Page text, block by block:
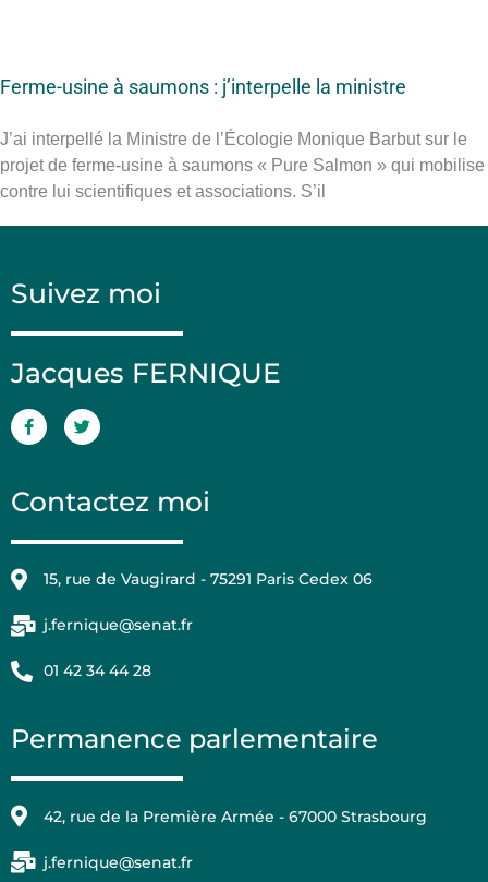
Ferme-usine à saumons : j’interpelle la ministre
J’ai interpellé la Ministre de l’Écologie Monique Barbut sur le
projet de ferme-usine à saumons « Pure Salmon » qui mobilise
contre lui scientifiques et associations. S’il
Suivez moi
Jacques FERNIQUE
Contactez moi
15, rue de Vaugirard - 75291 Paris Cedex 06
j.fernique@senat.fr
01 42 34 44 28
Permanence parlementaire
42, rue de la Première Armée - 67000 Strasbourg
j.fernique@senat.fr